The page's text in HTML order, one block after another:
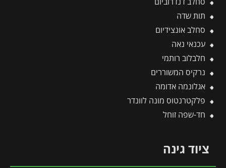
תות שדה
סחלב אונצידיום
עכנאי נאה
חלבלוב רותמי
נרקיס המשוררים
אגלונמה אדומה
פלקטרנטוס מונה לוונדר
חד-שפה זוחל
ציוד גינה